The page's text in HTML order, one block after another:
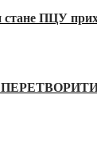
ПЦУ